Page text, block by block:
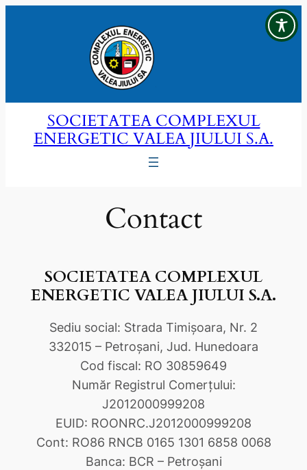
SOCIETATEA COMPLEXUL
ENERGETIC VALEA JIULUI S.A.
Contact
SOCIETATEA COMPLEXUL
ENERGETIC VALEA JIULUI S.A.
Sediu social: Strada Timişoara, Nr. 2
332015 – Petroşani, Jud. Hunedoara
Cod fiscal: RO 30859649
Număr Registrul Comerţului:
J2012000999208
EUID: ROONRC.J2012000999208
Cont: RO86 RNCB 0165 1301 6858 0068
Banca: BCR – Petroşani